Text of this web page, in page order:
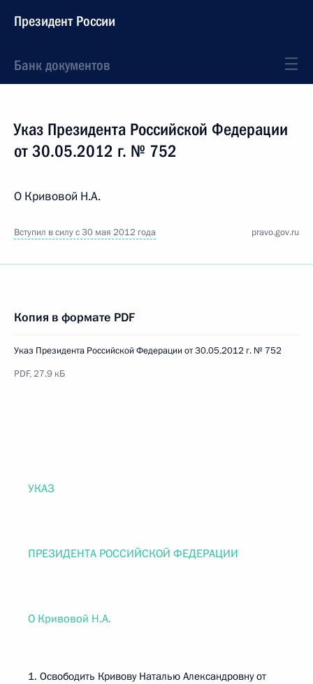
Президент России
Банк документов
Указ Президента Российской Федерации
от 30.05.2012 г. № 752
О Кривовой Н.А.
Вступил в силу с 30 мая 2012 года pravo.gov.ru
Копия в формате PDF
Указ Президента Российской Федерации от 30.05.2012 г. № 752
PDF, 27.9 кБ
УКАЗ
ПРЕЗИДЕНТА РОССИЙСКОЙ ФЕДЕРАЦИИ
О Кривовой Н.А.
1. Освободить Кривову Наталью Александровну от